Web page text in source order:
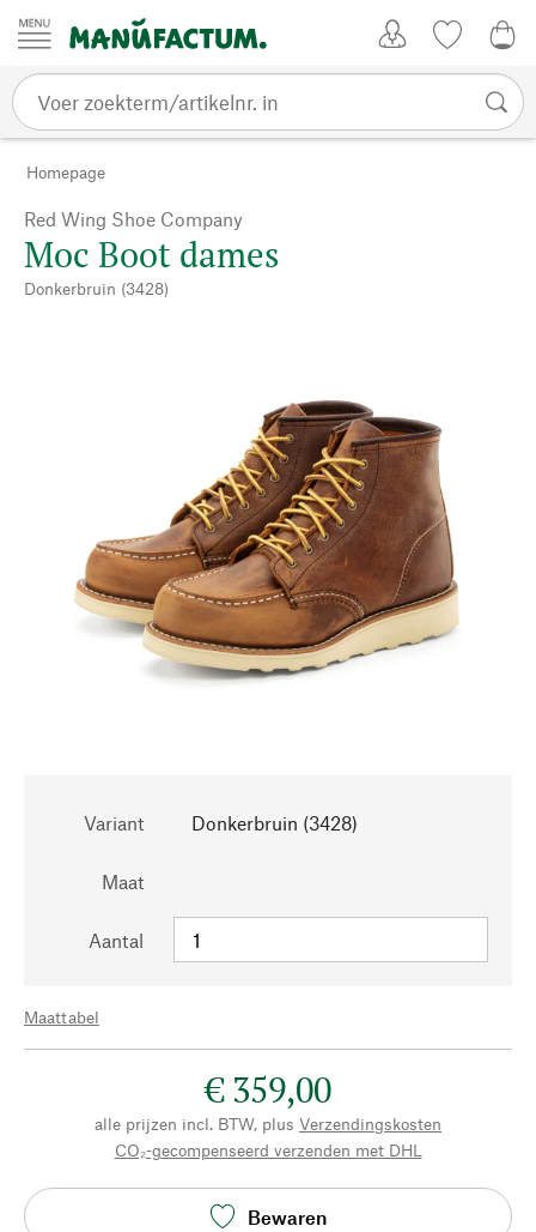
Passer au contenu
Homepage
Red Wing Shoe Company
Moc Boot dames
Donkerbruin (3428)
Variant Donkerbruin (3428)
Maat
Aantal
Maattabel
€ 359,00
alle prijzen incl. BTW, plus Verzendingskosten
CO₂-gecompenseerd verzenden met DHL
Bewaren